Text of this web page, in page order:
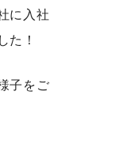
に入社
た！
子をご